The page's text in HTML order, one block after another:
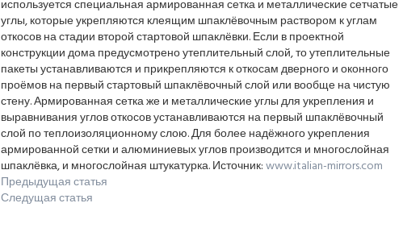
используется специальная армированная сетка и металлические сетчатые
углы, которые укрепляются клеящим шпаклёвочным раствором к углам
откосов на стадии второй стартовой шпаклёвки. Если в проектной
конструкции дома предусмотрено утеплительный слой, то утеплительные
пакеты устанавливаются и прикрепляются к откосам дверного и оконного
проёмов на первый стартовый шпаклёвочный слой или вообще на чистую
стену. Армированная сетка же и металлические углы для укрепления и
выравнивания углов откосов устанавливаются на первый шпаклёвочный
слой по теплоизоляционному слою. Для более надёжного укрепления
армированной сетки и алюминиевых углов производится и многослойная
шпаклёвка, и многослойная штукатурка. Источник:www.italian-mirrors.com
Предыдущая статья
Следущая статья